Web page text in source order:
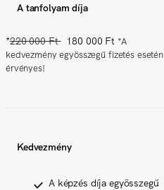
A tanfolyam díja
*220 000 Ft 180 000 Ft *A
kedvezmény egyösszegű fizetés esetén
érvényes!
Kedvezmény
A képzés díja egyösszegű